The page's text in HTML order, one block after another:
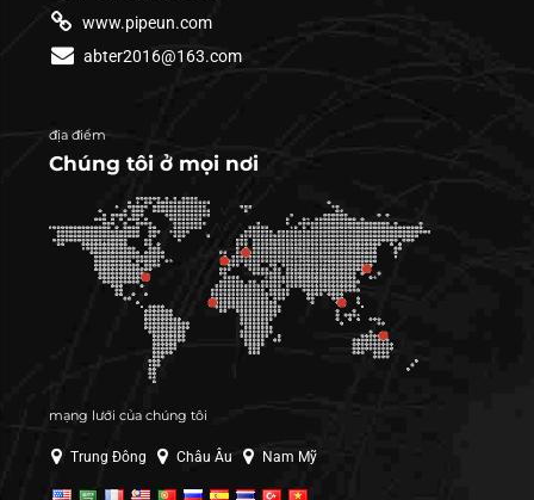
www.pipeun.com
abter2016@163.com
địa điểm
Chúng tôi ở mọi nơi
mạng lưới của chúng tôi
Trung Đông Châu Âu Nam Mỹ